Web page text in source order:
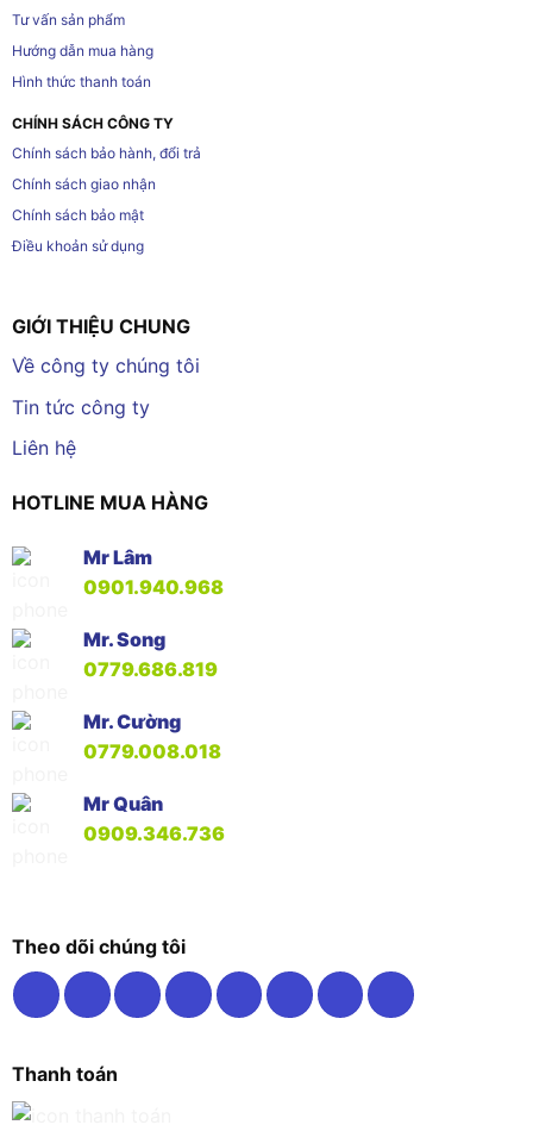
Tư vấn sản phẩm
Hướng dẫn mua hàng
Hình thức thanh toán
CHÍNH SÁCH CÔNG TY
Chính sách bảo hành, đổi trả
Chính sách giao nhận
Chính sách bảo mật
Điều khoản sử dụng
GIỚI THIỆU CHUNG
Về công ty chúng tôi
Tin tức công ty
Liên hệ
HOTLINE MUA HÀNG
Mr Lâm
0901.940.968
Mr. Song
0779.686.819
Mr. Cường
0779.008.018
Mr Quân
0909.346.736
Theo dõi chúng tôi
Thanh toán